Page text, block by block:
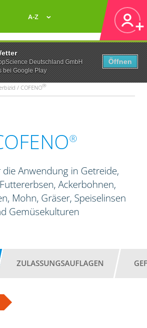
Deutschland GmbH
bei Google Play
Öffnen
A-Z
/ COFENO®
®
Anwendung in Getreide,
Ackerbohnen,
Mohn, Gräser, Speiselinsen
Gemüsekulturen
ZULASSUNGSAUFLAGEN